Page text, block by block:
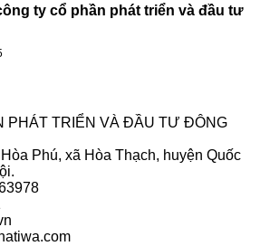
ty cổ phần phát triển và đầu tư
PHÁT TRIỂN VÀ ĐẦU TƯ ĐÔNG
Phú, xã Hòa Thạch, huyện Quốc